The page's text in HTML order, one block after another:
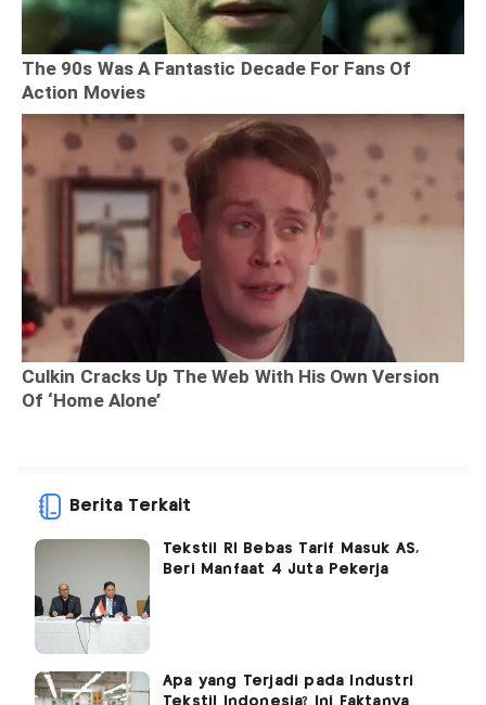
Berita Terkait
Tekstil RI Bebas Tarif Masuk AS,
Beri Manfaat 4 Juta Pekerja
Apa yang Terjadi pada Industri